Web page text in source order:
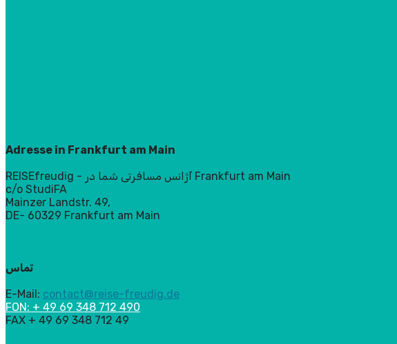
Adresse in Frankfurt am Main
REISEfreudig - آژانس مسافرتی شما در Frankfurt am Main
c/o StudiFA
Mainzer Landstr. 49,
DE- 60329 Frankfurt am Main
تماس
E-Mail: contact@reise-freudig.de
FON: + 49 69 348 712 490
FAX + 49 69 348 712 49